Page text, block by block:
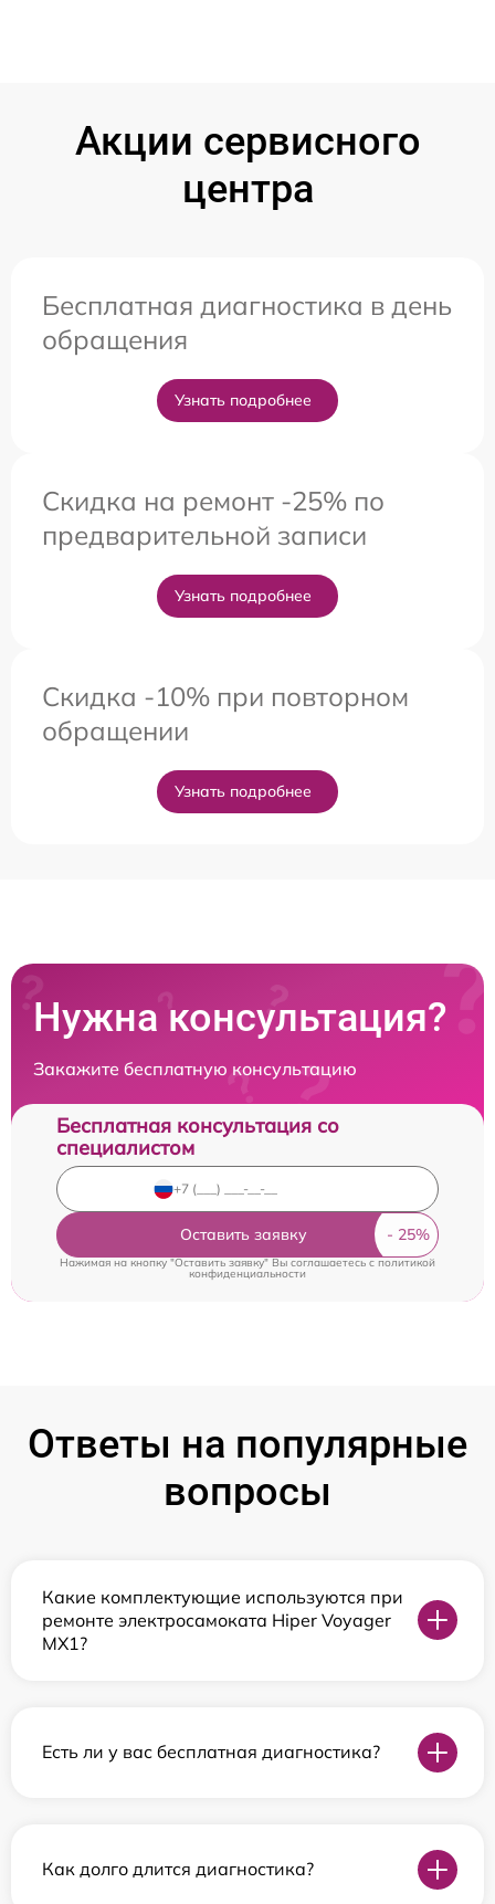
Акции сервисного
центра
Бесплатная диагностика в день
обращения
Узнать подробнее
Скидка на ремонт -25% по
предварительной записи
Узнать подробнее
Скидка -10% при повторном
обращении
Узнать подробнее
Нужна консультация?
Закажите бесплатную консультацию
Бесплатная консультация со
специалистом
Оставить заявку
Нажимая на кнопку "Оставить заявку" Вы соглашаетесь cполитикой
конфиденциальности
Ответы на популярные
вопросы
Какие комплектующие используются при
ремонте электросамоката Hiper Voyager
MX1?
Есть ли у вас бесплатная диагностика?
Как долго длится диагностика?